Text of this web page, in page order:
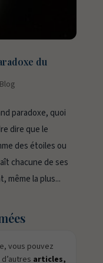
du
Blog
paradoxe, quoi
dire que le
des étoiles ou
chacune de ses
même la plus...
vous pouvez
articles,